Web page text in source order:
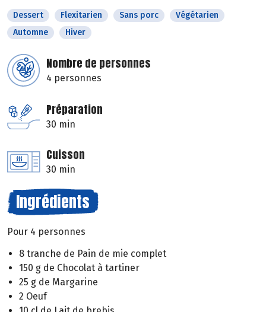
Dessert Flexitarien Sans porc
Végétarien
Automne
Hiver
Nombre de personnes
4 personnes
Préparation
30 min
Cuisson
30 min
Ingrédients
Pour 4 personnes
8 tranche de Pain de mie complet
150 g de Chocolat à tartiner
25 g de Margarine
2 Oeuf